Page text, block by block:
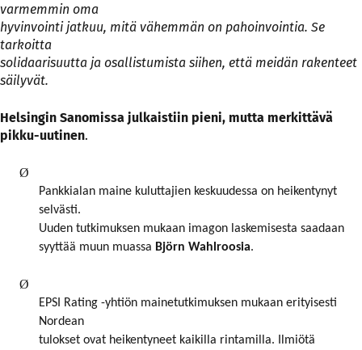
varmemmin oma
hyvinvointi jatkuu, mitä vähemmän on pahoinvointia. Se
tarkoitta
solidaarisuutta ja osallistumista siihen, että meidän rakenteet
säilyvät.
Helsingin Sanomissa julkaistiin pieni, mutta merkittävä
pikku-uutinen.
Ø
Pankkialan maine kuluttajien keskuudessa on heikentynyt
selvästi.
Uuden tutkimuksen mukaan imagon laskemisesta saadaan
syyttää muun muassa Björn Wahlroosia.
Ø
EPSI Rating -yhtiön mainetutkimuksen mukaan erityisesti
Nordean
tulokset ovat heikentyneet kaikilla rintamilla. Ilmiötä